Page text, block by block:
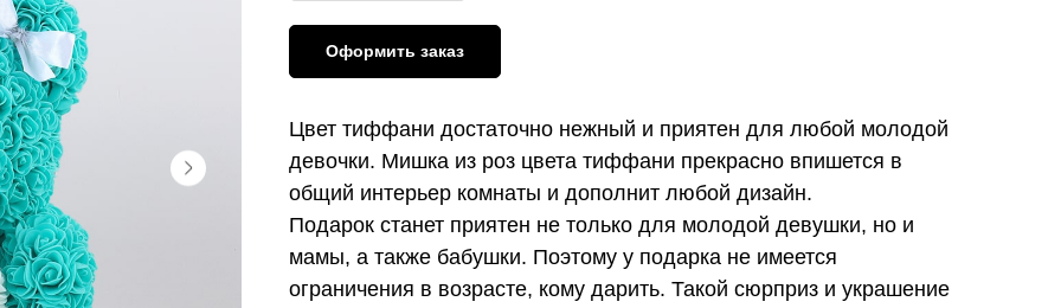
Оформить заказ
Цвет тиффани достаточно нежный и приятен для любой молодой
девочки. Мишка из роз цвета тиффани прекрасно впишется в
общий интерьер комнаты и дополнит любой дизайн.
Подарок станет приятен не только для молодой девушки, но и
мамы, а также бабушки. Поэтому у подарка не имеется
ограничения в возрасте, кому дарить. Такой сюрприз и украшение